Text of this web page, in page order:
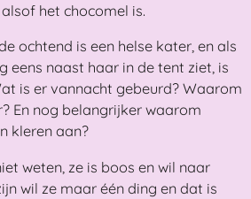
het chocomel is.
ochtend is een helse kater, en als
eens naast haar in de tent ziet, is
is er vannacht gebeurd? Waarom
En nog belangrijker waarom
kleren aan?
weten, ze is boos en wil naar
wil ze maar één ding en dat is